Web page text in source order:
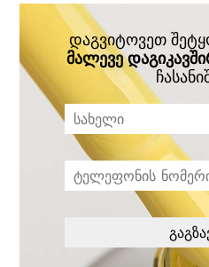
დაგვიტოვეთ
მალევე